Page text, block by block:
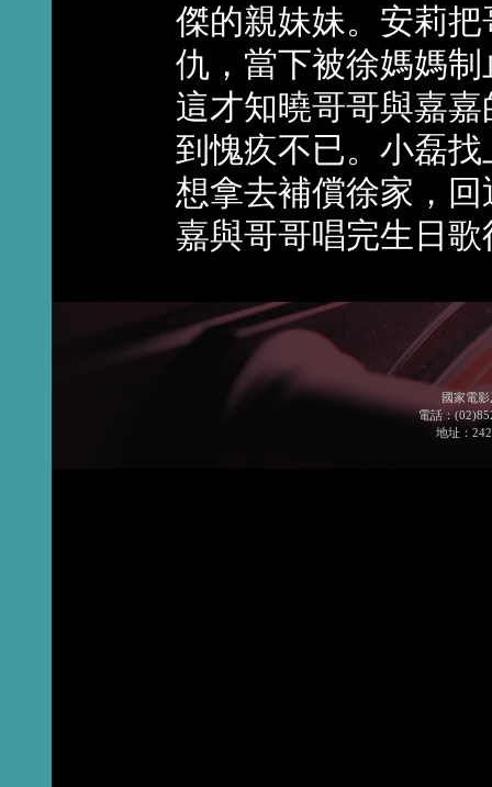
傑的親妹妹。安莉
仇，當下被徐媽媽
這才知曉哥哥與嘉
到愧疚不已。小磊
想拿去補償徐家，
嘉與哥哥唱完生日歌
國家電
電話：
地址：